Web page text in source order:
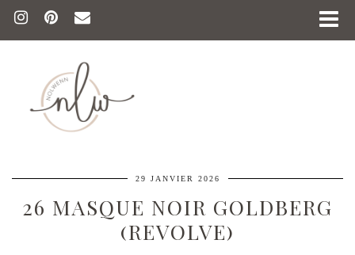
29 JANVIER 2026
26 MASQUE NOIR GOLDBERG
(REVOLVE)